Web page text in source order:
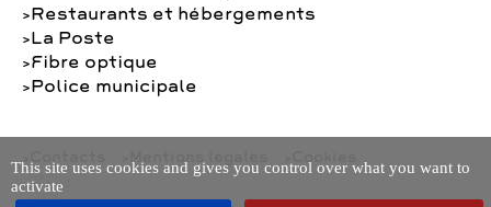
Restaurants et hébergements
La Poste
Fibre optique
Police municipale
This site uses cookies and gives you control over what you want to
activate